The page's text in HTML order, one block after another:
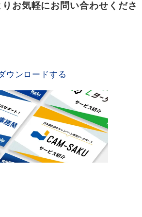
お気軽にお問い合わせくださ
ウンロードする